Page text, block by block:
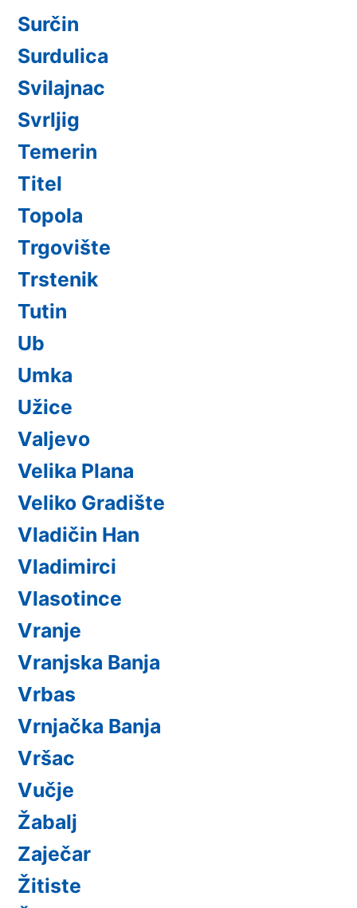
Surčin
Surdulica
Svilajnac
Svrljig
Temerin
Titel
Topola
Trgovište
Trstenik
Tutin
Ub
Umka
Užice
Valjevo
Velika Plana
Veliko Gradište
Vladičin Han
Vladimirci
Vlasotince
Vranje
Vranjska Banja
Vrbas
Vrnjačka Banja
Vršac
Vučje
Žabalj
Zaječar
Žitiste